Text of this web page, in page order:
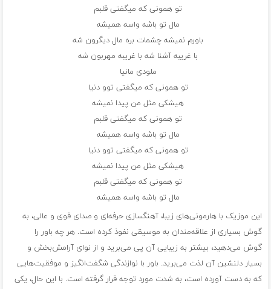
تو همونی که میگفتی قلبم
مال تو باشه واسه همیشه
باورم نمیشه چشمات بره مال دیگرون شه
با غریبه آشنا شه با غریبه مهربون شه
ملودی مانیا
تو همونی که میگفتی توو دنیا
هیشکی مثل من پیدا نمیشه
تو همونی که میگفتی قلبم
مال تو باشه واسه همیشه
تو همونی که میگفتی توو دنیا
هیشکی مثل من پیدا نمیشه
تو همونی که میگفتی قلبم
مال تو باشه واسه همیشه
این موزیک با هارمونی‌های زیبا، آهنگسازی حرفه‌ای و صدای قوی و عالی، به
گوش بسیاری از علاقه‌مندان به موسیقی نفوذ کرده است. هر چه باور را
گوش می‌دهید، بیشتر به زیبایی آن پی می‌برید و از نوای آرامش‌بخش و
بسیار دلنشین آن لذت می‌برید. باور با نوازندگی شگفت‌انگیز و موفقیت‌هایی
که به دست آورده است، به شدت مورد توجه قرار گرفته است. با این حال، یکی